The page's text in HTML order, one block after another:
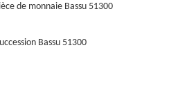
de monnaie Bassu 51300
Bassu 51300